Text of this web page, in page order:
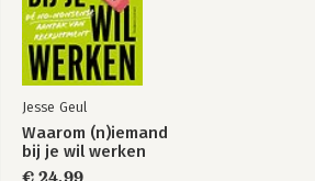
Jesse Geul
Waarom (n)iemand
bij je wil werken